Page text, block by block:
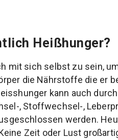
Heißhunger?
mit sich selbst zu sein,
die Nährstoffe die er
kann auch
, Stoffwechsel-,
werden.
Zeit oder Lust